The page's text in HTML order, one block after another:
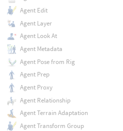
Agent Edit
Agent Layer
Agent Look At
Agent Metadata
Agent Pose from Rig
Agent Prep
Agent Proxy
Agent Relationship
Agent Terrain Adaptation
Agent Transform Group